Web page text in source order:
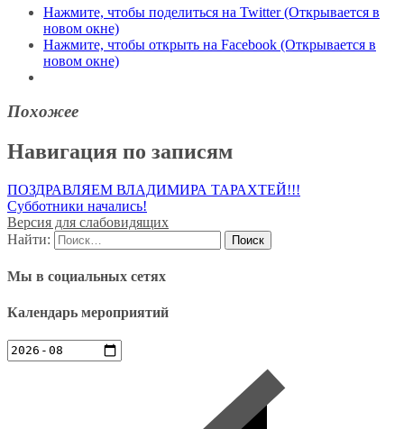
Нажмите, чтобы поделиться на Twitter (Открывается в
новом окне)
Нажмите, чтобы открыть на Facebook (Открывается в
новом окне)
Похожее
Навигация по записям
ПОЗДРАВЛЯЕМ ВЛАДИМИРА ТАРАХТЕЙ!!!
Субботники начались!
Версия для слабовидящих
Найти:
Мы в социальных сетях
Календарь мероприятий